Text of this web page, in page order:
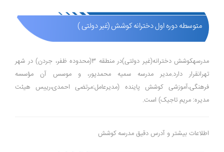
متوسطه دوره اول دخترانه کوشش (غیر دولتی )
مدرسهکوشش دخترانه(غیر دولتی)در منطقه 3(محدوده ظفر، جردن) در شهر
تهرانقرار دارد.مدیر مدرسه سمیه محمدپور، و موسس آن مؤسسه
فرهنگی،آموزشی کوشش پاینده (مدیرعامل:مرتضی احمدی،رییس هیئت
مدیره: مریم تاجیک) است.
اطلاعات بیشتر و آدرس دقیق مدرسه کوشش